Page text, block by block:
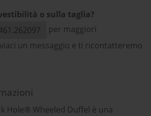
o sulla taglia?
per maggiori
un messaggio e ti ricontatteremo
Hole® Wheeled Duffel è una